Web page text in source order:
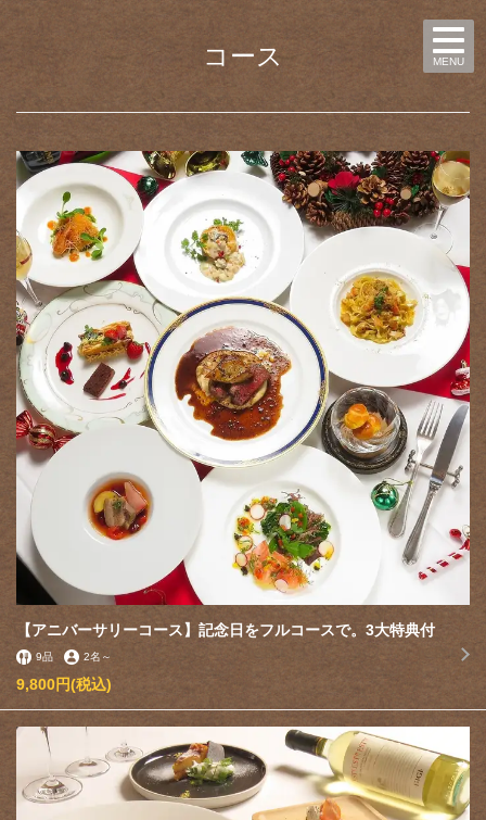
MENU
コース
【アニバーサリーコース】記念日をフルコースで。3大特典付
9品 2名 ～
9,800円(税込)